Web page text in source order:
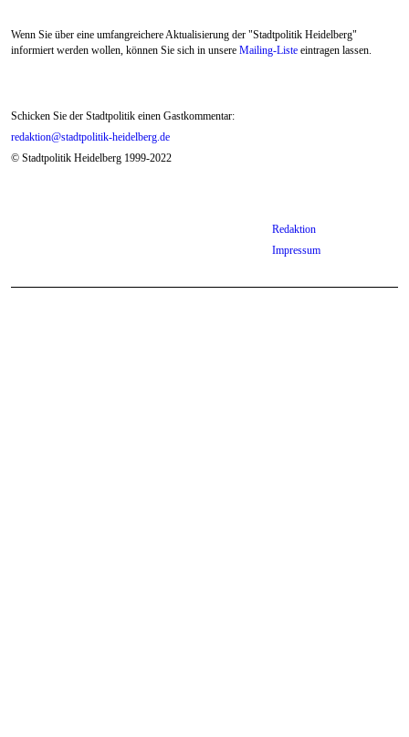
Wenn Sie über eine umfangreichere Aktualisierung der "Stadtpolitik Heidelberg"
informiert werden wollen, können Sie sich in unsere Mailing-Liste eintragen lassen.
Schicken Sie der Stadtpolitik einen Gastkommentar:
redaktion@stadtpolitik-heidelberg.de
© Stadtpolitik Heidelberg 1999-2022
Redaktion
Impressum